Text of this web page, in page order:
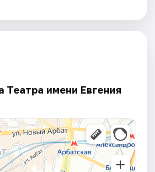
Театра имени Евгения